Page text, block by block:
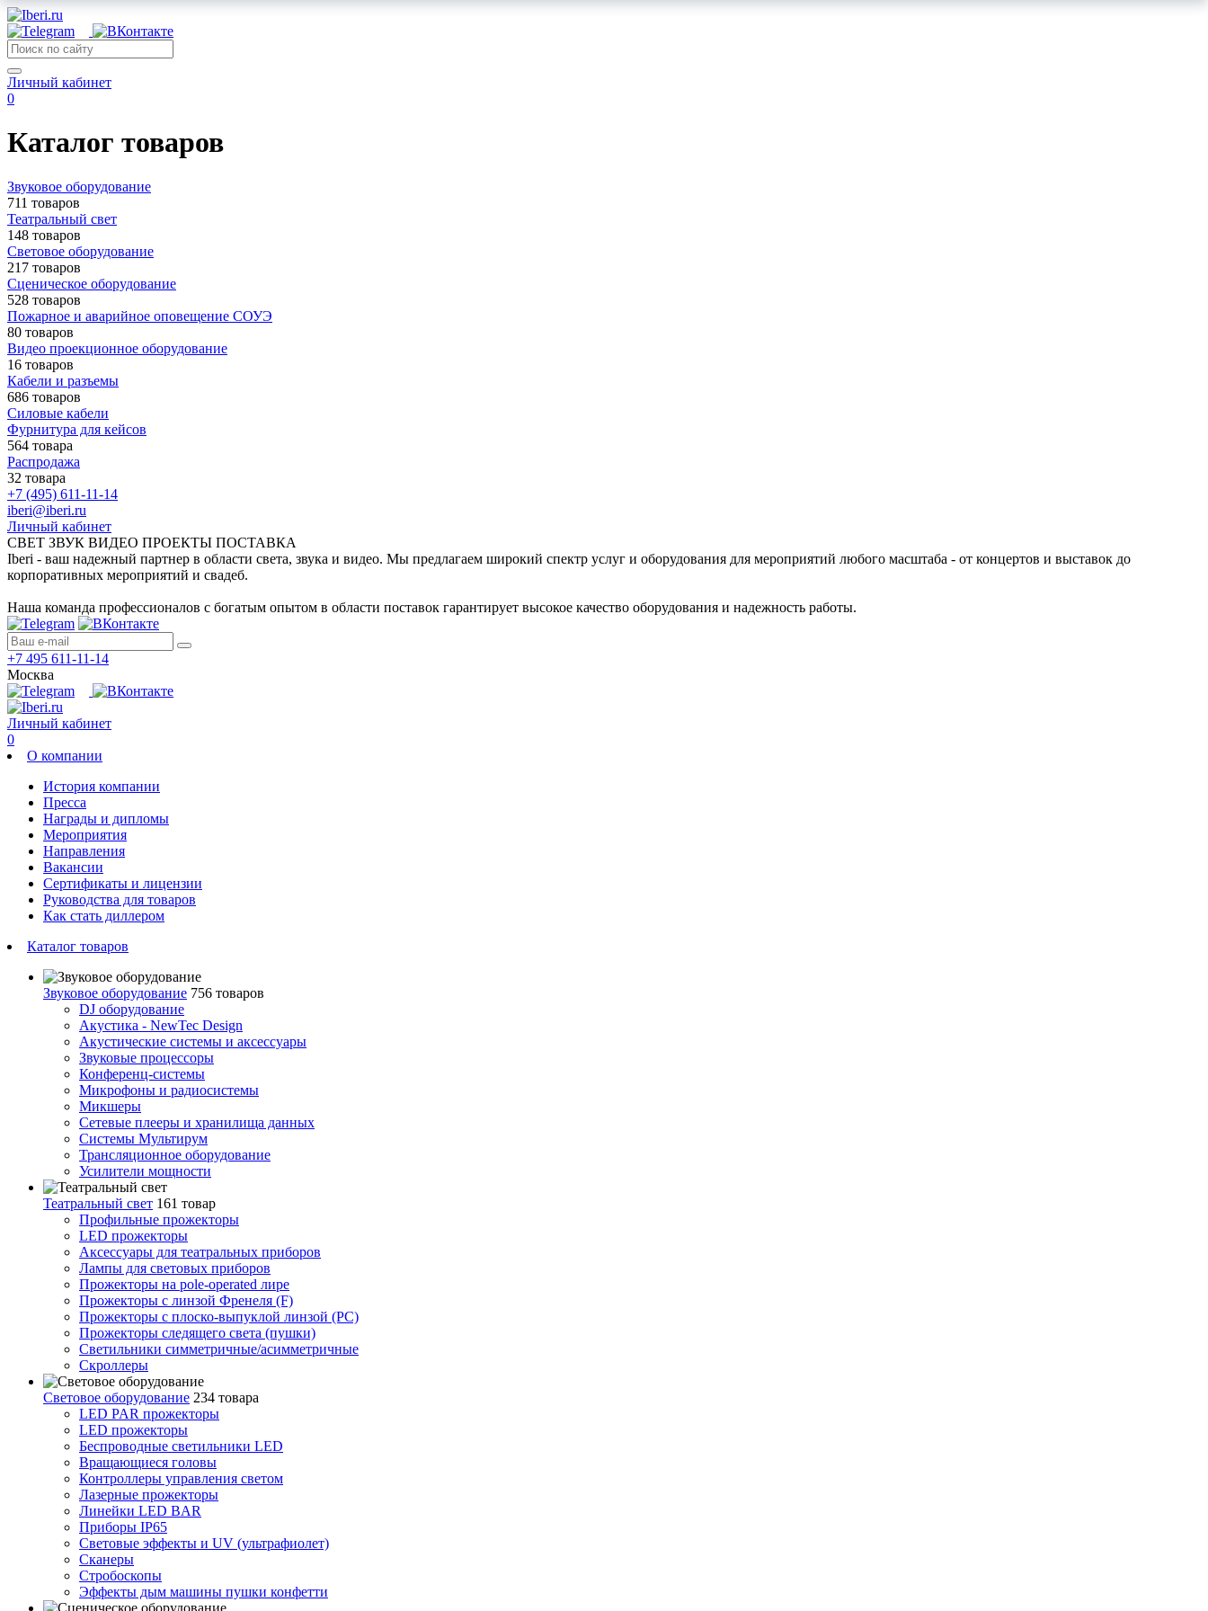
Личный кабинет
0
Каталог товаров
Звуковое оборудование
711 товаров
Театральный свет
148 товаров
Световое оборудование
217 товаров
Сценическое оборудование
528 товаров
Пожарное и аварийное оповещение СОУЭ
80 товаров
Видео проекционное оборудование
16 товаров
Кабели и разъемы
686 товаров
Силовые кабели
Фурнитура для кейсов
564 товара
Распродажа
32 товара
+7 (495) 611-11-14
iberi@iberi.ru
Личный кабинет
СВЕТ ЗВУК ВИДЕО ПРОЕКТЫ ПОСТАВКА
Iberi - ваш надежный партнер в области света, звука и видео. Мы предлагаем широкий спектр услуг и оборудования для мероприятий любого масштаба - от концертов и выставок до
корпоративных мероприятий и свадеб.
Наша команда профессионалов с богатым опытом в области поставок гарантирует высокое качество оборудования и надежность работы.
+7 495 611-11-14
Москва
Личный кабинет
0
О компании
История компании
Пресса
Награды и дипломы
Мероприятия
Направления
Вакансии
Сертификаты и лицензии
Руководства для товаров
Как стать диллером
Каталог товаров
Звуковое оборудование 756 товаров
DJ оборудование
Акустика - NewTec Design
Акустические системы и аксессуары
Звуковые процессоры
Конференц-системы
Микрофоны и радиосистемы
Микшеры
Сетевые плееры и хранилища данных
Системы Мультирум
Трансляционное оборудование
Усилители мощности
Театральный свет 161 товар
Профильные прожекторы
LED прожекторы
Аксессуары для театральных приборов
Лампы для световых приборов
Прожекторы на pole-operated лире
Прожекторы с линзой Френеля (F)
Прожекторы с плоско-выпуклой линзой (PC)
Прожекторы следящего света (пушки)
Светильники симметричные/асимметричные
Скроллеры
Световое оборудование 234 товара
LED PAR прожекторы
LED прожекторы
Беспроводные светильники LED
Вращающиеся головы
Контроллеры управления светом
Лазерные прожекторы
Линейки LED BAR
Приборы IP65
Световые эффекты и UV (ультрафиолет)
Сканеры
Стробоскопы
Эффекты дым машины пушки конфетти